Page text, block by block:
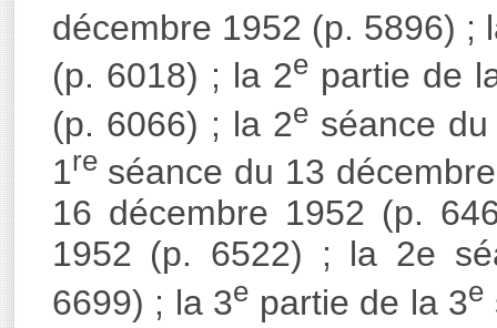
décembre 1952 (p. 5896) ;
(p. 6018) ; la 2epartie de
(p. 6066) ; la 2e séance
1reséance du 13
16 décembre 1952 (p.
1952 (p. 6522) ; la 2e
6699) ; la 3e partie de la 3e